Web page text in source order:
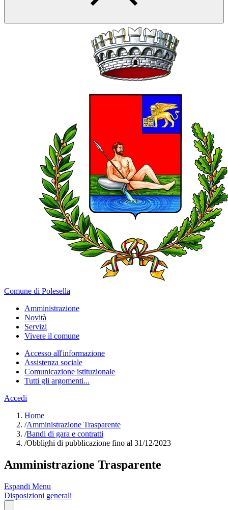
Comune di Polesella
Amministrazione
Novità
Servizi
Vivere il comune
Accesso all'informazione
Assistenza sociale
Comunicazione istituzionale
Tutti gli argomenti...
Accedi
Home
/Amministrazione Trasparente
/Bandi di gara e contratti
/Obblighi di pubblicazione fino al 31/12/2023
Amministrazione Trasparente
Espandi Menu
Disposizioni generali